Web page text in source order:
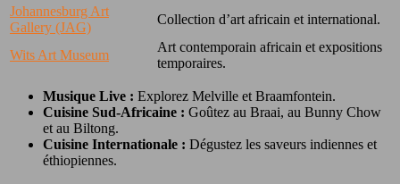
Johannesburg Art
Gallery (JAG)
Collection d’art africain et international.
Wits Art Museum
Art contemporain africain et expositions
temporaires.
Musique Live : Explorez Melville et Braamfontein.
Cuisine Sud-Africaine : Goûtez au Braai, au Bunny Chow
et au Biltong.
Cuisine Internationale : Dégustez les saveurs indiennes et
éthiopiennes.